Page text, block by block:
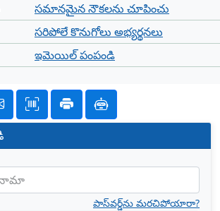
సమానమైన నౌకలను చూపించు
సరిపోలే కొనుగోలు అభ్యర్థనలు
ఇమెయిల్ పంపండి
పాస్‌వర్డ్‌ను మరచిపోయారా?